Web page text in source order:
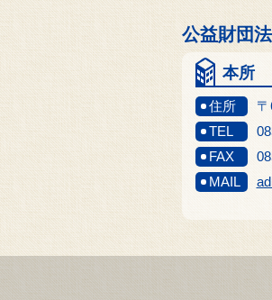
公益財団
本所
住所
TEL
FAX
MAIL